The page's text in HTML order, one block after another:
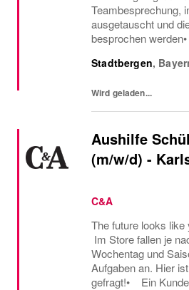
Teambesprechung,
ausgetauscht und
besprochen
Kunden und
Stadtbergen,
Wird geladen...
Aushilfe
(m/w/d) -
C&A
The future looks like
Im Store fallen je
Wochentag und
Aufgaben an. Hier
gefragt!• Ein